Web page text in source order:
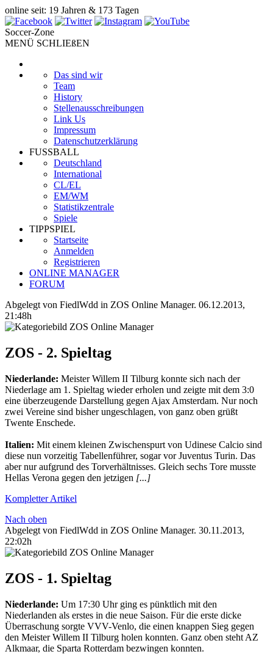
online seit: 19 Jahren & 173 Tagen
Soccer-Zone
MENÜ SCHLIEßEN
Das sind wir
Team
History
Stellenausschreibungen
Link Us
Impressum
Datenschutzerklärung
FUSSBALL
Deutschland
International
CL/EL
EM/WM
Statistikzentrale
Spiele
TIPPSPIEL
Startseite
Anmelden
Registrieren
ONLINE MANAGER
FORUM
Abgelegt von FiedlWdd in ZOS Online Manager. 06.12.2013,
21:48h
ZOS - 2. Spieltag
Niederlande: Meister Willem II Tilburg konnte sich nach der
Niederlage am 1. Spieltag wieder erholen und zeigte mit dem 3:0
eine überzeugende Darstellung gegen Ajax Amsterdam. Nur noch
zwei Vereine sind bisher ungeschlagen, von ganz oben grüßt
Twente Enschede.
Italien: Mit einem kleinen Zwischenspurt von Udinese Calcio sind
diese nun vorzeitig Tabellenführer, sogar vor Juventus Turin. Das
aber nur aufgrund des Torverhältnisses. Gleich sechs Tore musste
Hellas Verona gegen den jetzigen [...]
Kompletter Artikel
Nach oben
Abgelegt von FiedlWdd in ZOS Online Manager. 30.11.2013,
22:02h
ZOS - 1. Spieltag
Niederlande: Um 17:30 Uhr ging es pünktlich mit den
Niederlanden als erstes in die neue Saison. Für die erste dicke
Überraschung sorgte VVV-Venlo, die einen knappen Sieg gegen
den Meister Willem II Tilburg holen konnten. Ganz oben steht AZ
Alkmaar, die Sparta Rotterdam bezwingen konnten.